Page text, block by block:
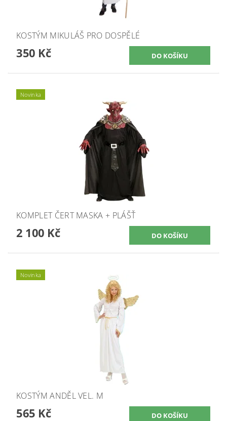
KOSTÝM MIKULÁŠ PRO DOSPĚLÉ
350 Kč
Novinka
KOMPLET ČERT MASKA + PLÁŠŤ
2 100 Kč
Novinka
KOSTÝM ANDĚL VEL. M
565 Kč